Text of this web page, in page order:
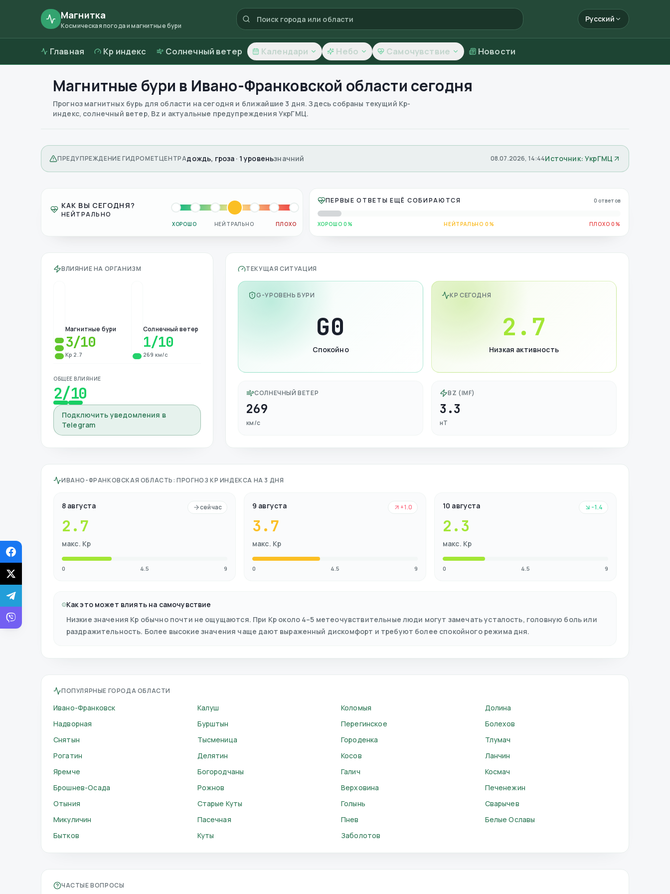
Магнитка
Космическая погода и магнитные бури
Русский
Главная Kp индекс Солнечный ветер Календари Небо Самочувствие Новости
Магнитные бури в Ивано-Франковской области сегодня
Прогноз магнитных бурь для области на сегодня и ближайшие 3 дня. Здесь собраны текущий Kp-
индекс, солнечный ветер, Bz и актуальные предупреждения УкрГМЦ.
ПРЕДУПРЕЖДЕНИЕ ГИДРОМЕТЦЕНТРАдождь, гроза · 1 уровеньзначний 08.07.2026, 14:44Источник: УкрГМЦ
КАК ВЫ СЕГОДНЯ?
НЕЙТРАЛЬНО
ХОРОШО НЕЙТРАЛЬНО ПЛОХО
ПЕРВЫЕ ОТВЕТЫ ЕЩЁ СОБИРАЮТСЯ 0 ответов
ХОРОШО 0% НЕЙТРАЛЬНО 0% ПЛОХО 0%
ВЛИЯНИЕ НА ОРГАНИЗМ
Магнитные бури
3/10
Kp 2.7
Солнечный ветер
1/10
269 км/с
ОБЩЕЕ ВЛИЯНИЕ
2/10
Подключить уведомления в
Telegram
ТЕКУЩАЯ СИТУАЦИЯ
G-УРОВЕНЬ БУРИ
G0
Спокойно
KP СЕГОДНЯ
2.7
Низкая активность
СОЛНЕЧНЫЙ ВЕТЕР
269
км/с
BZ (IMF)
3.3
нТ
ИВАНО-ФРАНКОВСКАЯ ОБЛАСТЬ:ПРОГНОЗ KP ИНДЕКСА НА 3 ДНЯ
8 августа
2.7
макс. Kp
сейчас
0 4.5 9
9 августа
3.7
макс. Kp
+1.0
0 4.5 9
10 августа
2.3
макс. Kp
-1.4
0 4.5 9
Как это может влиять на самочувствие
Низкие значения Kp обычно почти не ощущаются. При Kp около 4–5 метеочувствительные люди могут замечать усталость, головную боль или
раздражительность. Более высокие значения чаще дают выраженный дискомфорт и требуют более спокойного режима дня.
ПОПУЛЯРНЫЕ ГОРОДА ОБЛАСТИ
Ивано-Франковск Калуш Коломыя
Долина
Надворная
Бурштын Перегинское
Болехов
Снятын
Тысменица Городенка
Тлумач
Рогатин
Делятин Косов
Ланчин
Яремче
Богородчаны Галич
Космач
Брошнев-Осада
Рожнов Верховина
Печенежин
Отыния
Старые Куты Голынь
Сварычев
Микуличин
Пасечная Пнев
Белые Ославы
Бытков
Куты Заболотов
ЧАСТЫЕ ВОПРОСЫ